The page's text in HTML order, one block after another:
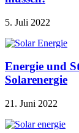
5. Juli 2022
Energie und
Solarenergie
21. Juni 2022